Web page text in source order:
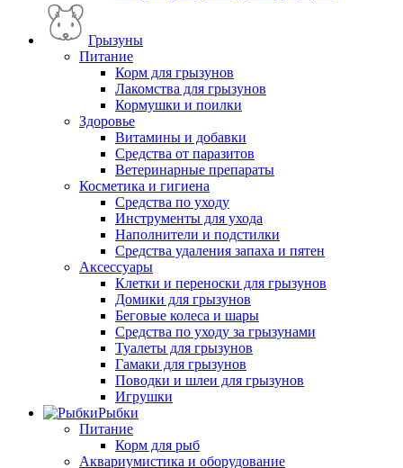
Грызуны
Питание
Корм для грызунов
Лакомства для грызунов
Кормушки и поилки
Здоровье
Витамины и добавки
Средства от паразитов
Ветеринарные препараты
Косметика и гигиена
Средства по уходу
Инструменты для ухода
Наполнители и подстилки
Средства удаления запаха и пятен
Аксессуары
Клетки и переноски для грызунов
Домики для грызунов
Беговые колеса и шары
Средства по уходу за грызунами
Туалеты для грызунов
Гамаки для грызунов
Поводки и шлеи для грызунов
Игрушки
Рыбки
Питание
Корм для рыб
Аквариумистика и оборудование